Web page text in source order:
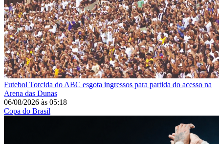
Futebol Torcida do ABC esgota ingressos para partida do acesso na
Arena das Dunas
06/08/2026 às 05:18
Copa do Brasil